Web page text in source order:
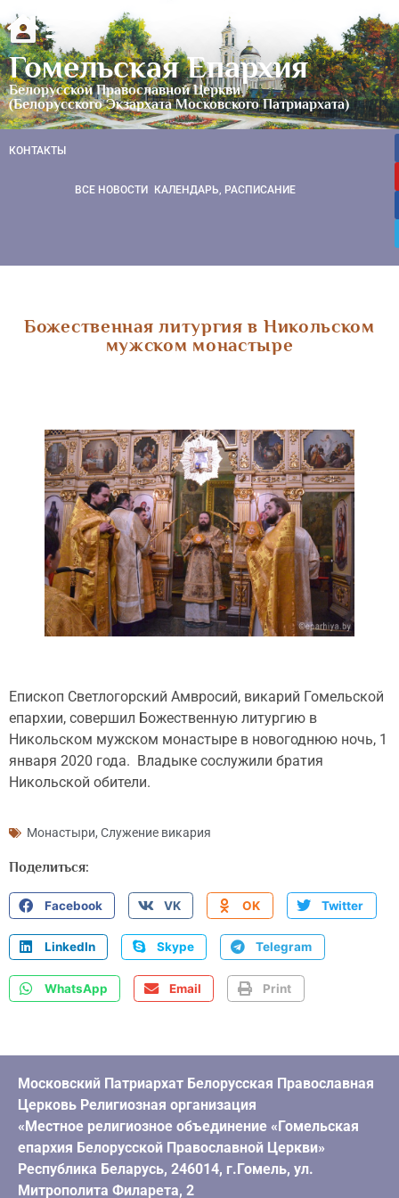
Гомельская Епархия
Белорусской Православной Церкви
(Белорусского Экзархата Московского Патриархата)
КОНТАКТЫ
ВСЕ НОВОСТИ КАЛЕНДАРЬ, РАСПИСАНИЕ
Божественная литургия в Никольском
мужском монастыре
Епископ Светлогорский Амвросий, викарий Гомельской
епархии, совершил Божественную литургию в
Никольском мужском монастыре в новогоднюю ночь, 1
января 2020 года. Владыке сослужили братия
Никольской обители.
Монастыри, Служение викария
Поделиться:
Facebook VK OK Twitter
LinkedIn Skype Telegram
WhatsApp Email Print
Московский Патриархат Белорусская Православная
Церковь Религиозная организация
«Местное религиозное объединение «Гомельская
епархия Белорусской Православной Церкви»
Республика Беларусь, 246014, г.Гомель, ул.
Митрополита Филарета, 2